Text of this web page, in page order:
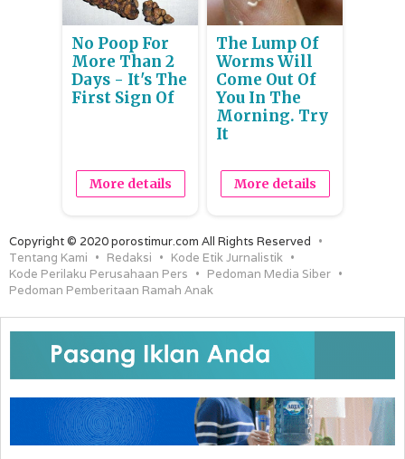
No Poop For
More Than 2
Days - It's The
First Sign Of
More details
The Lump Of
Worms Will
Come Out Of
You In The
Morning. Try
It
More details
Copyright © 2020 porostimur.com All Rights Reserved
Tentang Kami
Redaksi
Kode Etik Jurnalistik
Kode Perilaku Perusahaan Pers
Pedoman Media Siber
Pedoman Pemberitaan Ramah Anak